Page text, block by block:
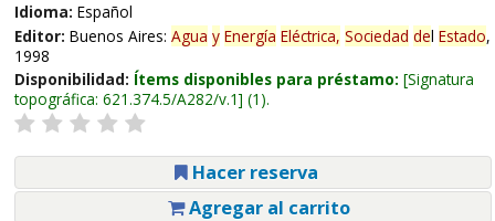
Idioma: Español
Editor: Buenos Aires: Agua y Energía Eléctrica, Sociedad del Estado,
1998
Disponibilidad: Ítems disponibles para préstamo: Signatura
topográfica: 621.374.5/A282/v.1 (1).
Hacer reserva
Agregar al carrito